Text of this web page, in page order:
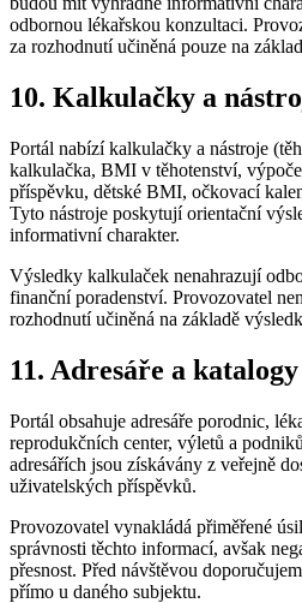
odbornou lékařskou konzultaci.
za rozhodnutí učiněná pouze na
10. Kalkulačky a
Portál nabízí kalkulačky a nástroje
kalkulačka, BMI v těhotenství,
příspěvku, dětské BMI, očkovací
Tyto nástroje poskytují orientační
informativní charakter.
Výsledky kalkulaček nenahrazují
finanční poradenství. Provozovatel
rozhodnutí učiněná na základě
11. Adresáře a katalogy
Portál obsahuje adresáře porodnic,
reprodukčních center, výletů a
adresářích jsou získávány z veřejně
uživatelských příspěvků.
Provozovatel vynakládá přiměřené
správnosti těchto informací, avšak
přesnost. Před návštěvou
přímo u daného subjektu.